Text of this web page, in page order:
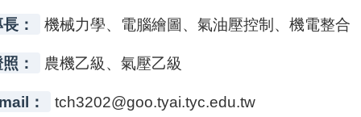
： 機械力學、電腦繪圖、氣油壓控制、機電整合
： 農機乙級、氣壓乙級
： tch3202@goo.tyai.tyc.edu.tw